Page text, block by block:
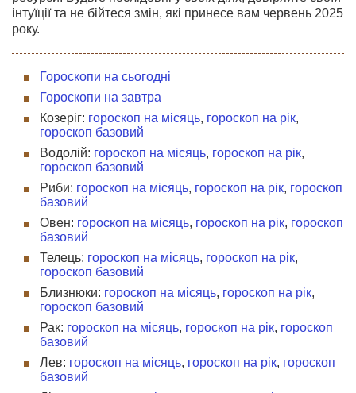
інтуїції та не бійтеся змін, які принесе вам червень 2025
року.
Гороскопи на сьогодні
Гороскопи на завтра
Козеріг: гороскоп на місяць, гороскоп на рік,
гороскоп базовий
Водолій: гороскоп на місяць, гороскоп на рік,
гороскоп базовий
Риби: гороскоп на місяць, гороскоп на рік, гороскоп
базовий
Овен: гороскоп на місяць, гороскоп на рік, гороскоп
базовий
Телець: гороскоп на місяць, гороскоп на рік,
гороскоп базовий
Близнюки: гороскоп на місяць, гороскоп на рік,
гороскоп базовий
Рак: гороскоп на місяць, гороскоп на рік, гороскоп
базовий
Лев: гороскоп на місяць, гороскоп на рік, гороскоп
базовий